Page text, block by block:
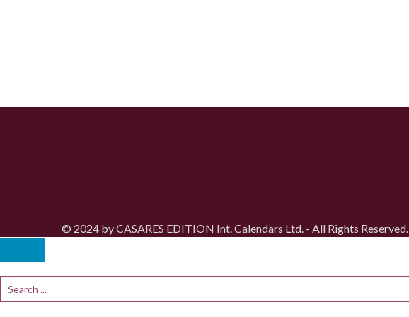
© 2024 by CASARES EDITION Int. Calendars Ltd. - All Rights Reserved.